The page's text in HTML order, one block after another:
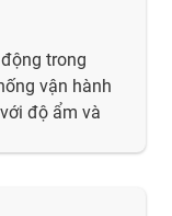
trong
vận hành
độ ẩm và